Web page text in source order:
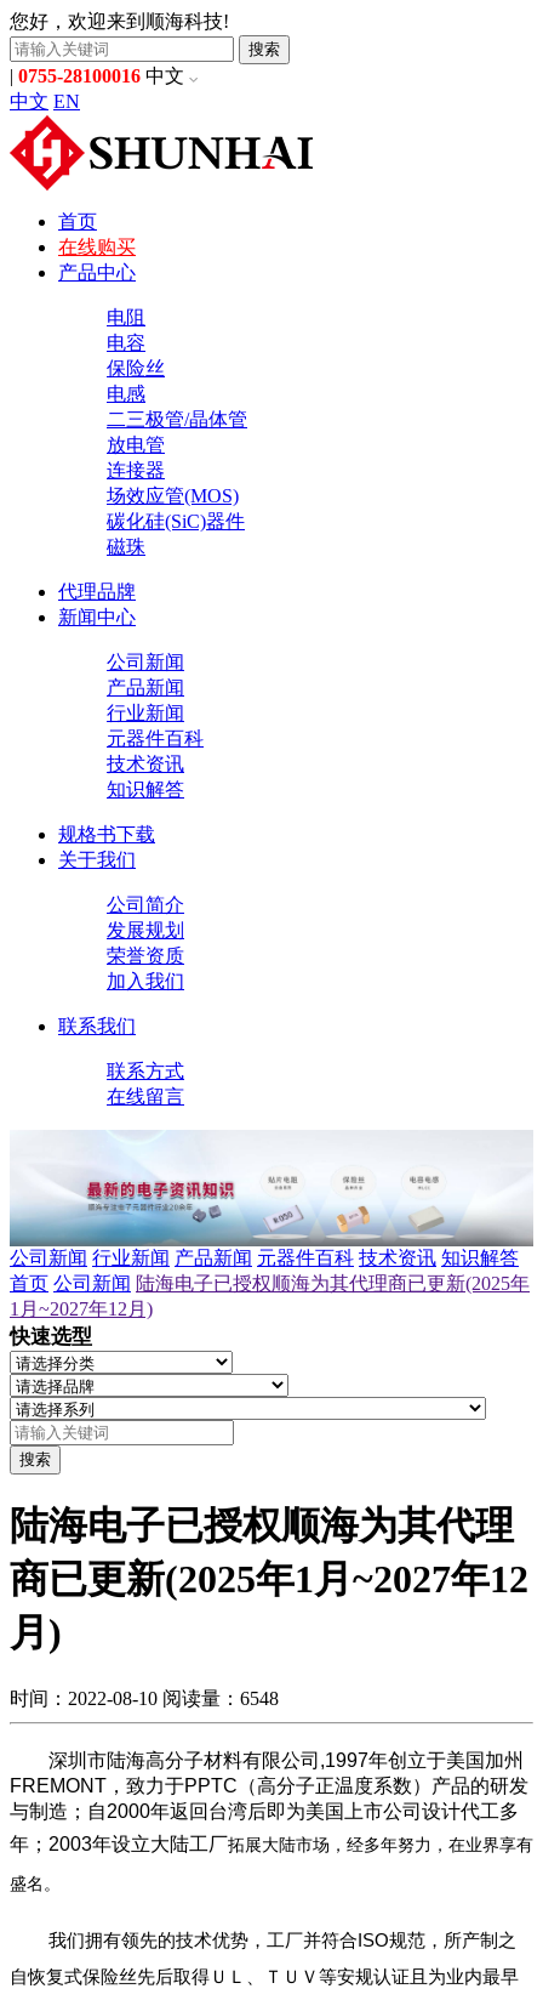
您好，欢迎来到顺海科技!
搜索
| 0755-28100016 中文
中文 EN
首页
在线购买
产品中心
电阻
电容
保险丝
电感
二三极管/晶体管
放电管
连接器
场效应管(MOS)
碳化硅(SiC)器件
磁珠
代理品牌
新闻中心
公司新闻
产品新闻
行业新闻
元器件百科
技术资讯
知识解答
规格书下载
关于我们
公司简介
发展规划
荣誉资质
加入我们
联系我们
联系方式
在线留言
公司新闻 行业新闻 产品新闻 元器件百科 技术资讯 知识解答
首页 公司新闻 陆海电子已授权顺海为其代理商已更新(2025年
1月~2027年12月)
快速选型
搜索
陆海电子已授权顺海为其代理
商已更新(2025年1月~2027年12
月)
时间：2022-08-10 阅读量：6548
深圳市陆海高分子材料有限公司,1997年创立于美国加州
FREMONT，致力于PPTC（高分子正温度系数）产品的研发
与制造；自2000年返回台湾后即为美国上市公司设计代工多
年；2003年设立大陆工厂拓展大陆市场，经多年努力，在业界享有
盛名。
我们拥有领先的技术优势，工厂并符合ISO规范，所产制之
自恢复式保险丝先后取得ＵＬ、ＴＵＶ等安规认证且为业内最早